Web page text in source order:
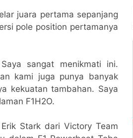
juara pertama sepanjang
pole position pertamanya
sangat menikmati ini.
kami juga punya banyak
kekuatan tambahan. Saya
F1H2O.
Stark dari Victory Team